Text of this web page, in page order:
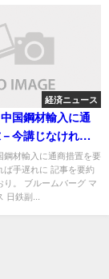
経済ニュース
国鋼材輸入に通
今講じなければ
鋼材輸入に通商措置を要
ば手遅れに 記事を要約
り。 ブルームバーグ マ
日鉄副...